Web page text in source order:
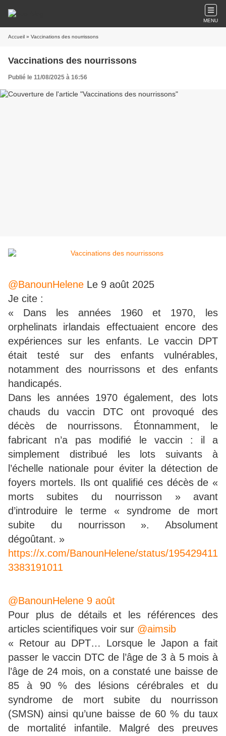
MENU
Accueil » Vaccinations des nourrissons
Vaccinations des nourrissons
Publié le 11/08/2025 à 16:56
@BanounHelene Le 9 août 2025
Je cite :
« Dans les années 1960 et 1970, les
orphelinats irlandais effectuaient encore des
expériences sur les enfants. Le vaccin DPT
était testé sur des enfants vulnérables,
notamment des nourrissons et des enfants
handicapés.
Dans les années 1970 également, des lots
chauds du vaccin DTC ont provoqué des
décès de nourrissons. Étonnamment, le
fabricant n’a pas modifié le vaccin : il a
simplement distribué les lots suivants à
l’échelle nationale pour éviter la détection de
foyers mortels. Ils ont qualifié ces décès de «
morts subites du nourrisson » avant
d’introduire le terme « syndrome de mort
subite du nourrisson ». Absolument
dégoûtant. »
https://x.com/BanounHelene/status/195429411
3383191011
@BanounHelene 9 août
Pour plus de détails et les références des
articles scientifiques voir sur @aimsib
« Retour au DPT… Lorsque le Japon a fait
passer le vaccin DTC de l’âge de 3 à 5 mois à
l’âge de 24 mois, on a constaté une baisse de
85 à 90 % des lésions cérébrales et du
syndrome de mort subite du nourrisson
(SMSN) ainsi qu’une baisse de 60 % du taux
de mortalité infantile. Malgré des preuves